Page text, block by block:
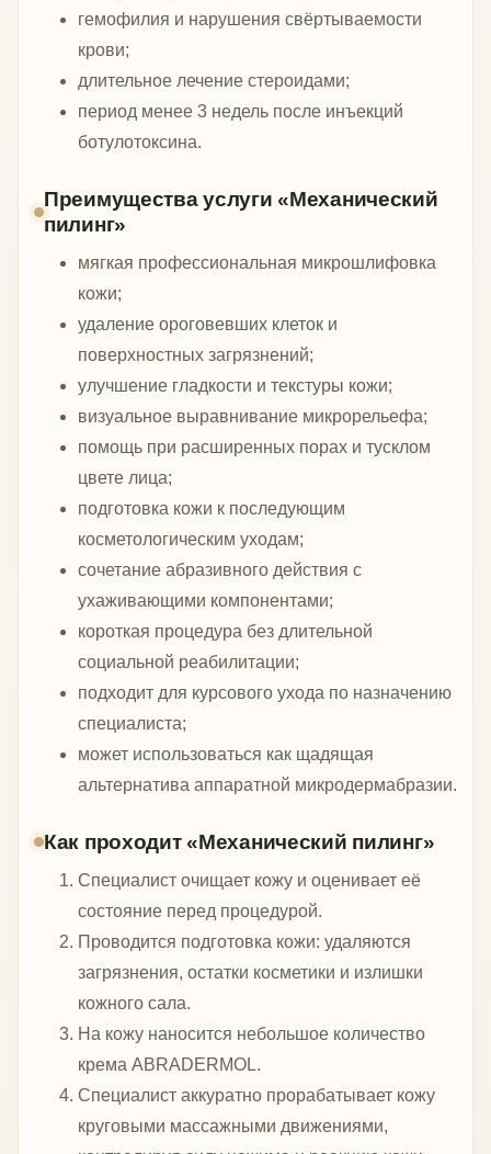
гемофилия и нарушения свёртываемости
крови;
длительное лечение стероидами;
период менее 3 недель после инъекций
ботулотоксина.
Преимущества услуги «Механический
пилинг»
мягкая профессиональная микрошлифовка
кожи;
удаление ороговевших клеток и
поверхностных загрязнений;
улучшение гладкости и текстуры кожи;
визуальное выравнивание микрорельефа;
помощь при расширенных порах и тусклом
цвете лица;
подготовка кожи к последующим
косметологическим уходам;
сочетание абразивного действия с
ухаживающими компонентами;
короткая процедура без длительной
социальной реабилитации;
подходит для курсового ухода по назначению
специалиста;
может использоваться как щадящая
альтернатива аппаратной микродермабразии.
Как проходит «Механический пилинг»
Специалист очищает кожу и оценивает её
состояние перед процедурой.
Проводится подготовка кожи: удаляются
загрязнения, остатки косметики и излишки
кожного сала.
На кожу наносится небольшое количество
крема ABRADERMOL.
Специалист аккуратно прорабатывает кожу
круговыми массажными движениями,